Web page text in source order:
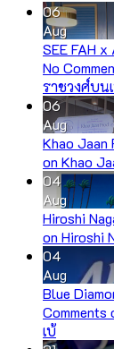
06
Aug
SEE FAH
No
ราชวงศ์บน
06
Aug
Khao Jaan
on Khao
04
Aug
Hiroshi
on Hiroshi
04
Aug
Blue
Comments
เบ้